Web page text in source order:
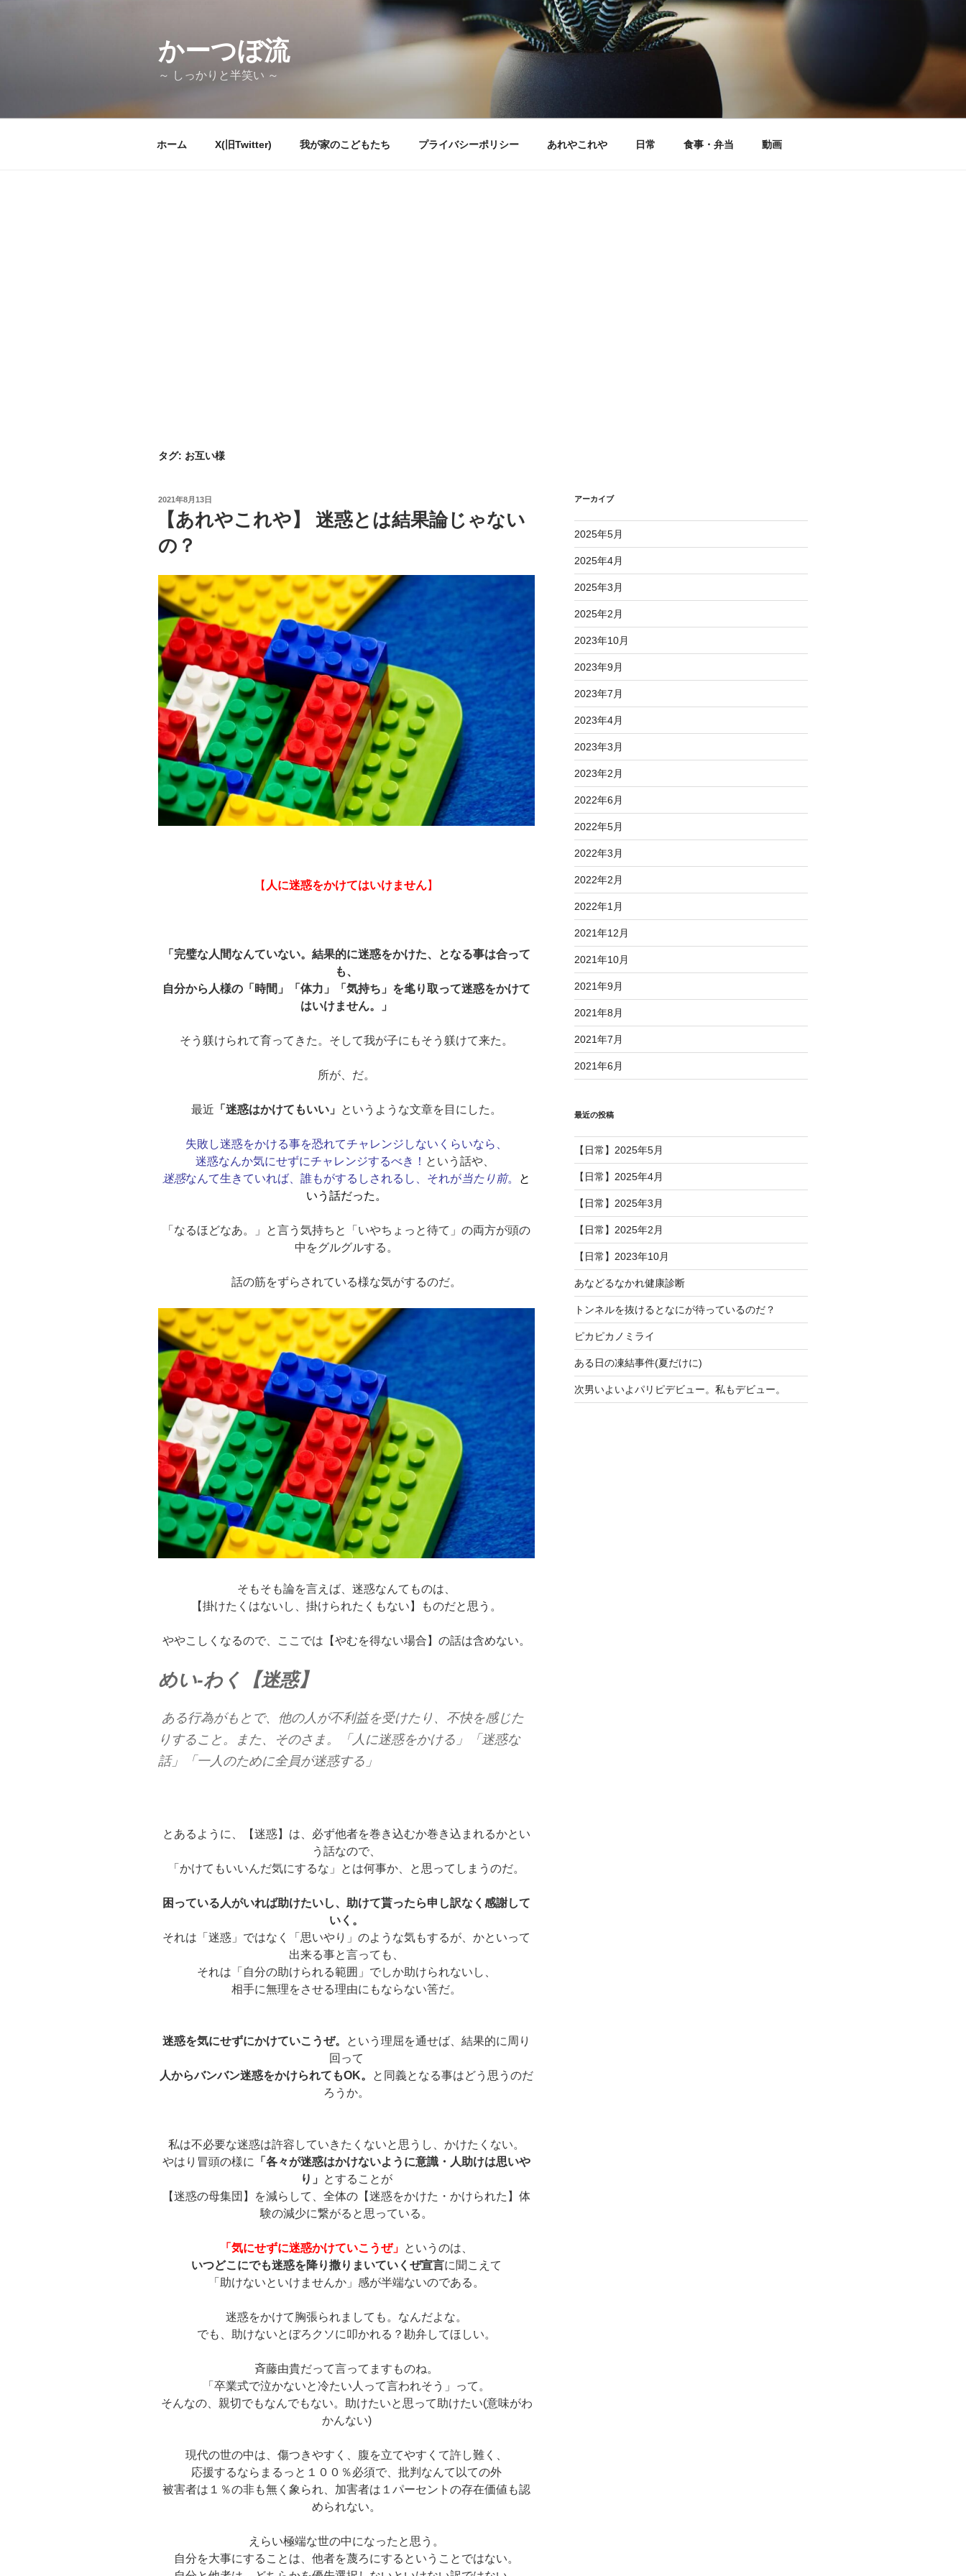
かーつぼ流
～ しっかりと半笑い ～
ホーム X(旧Twitter) 我が家のこどもたち プライバシーポリシー あれやこれや 日常 食事・弁当 動画
タグ: お互い様
投
2021年8月13日
【あれやこれや】 迷惑とは結果論じゃない
の？
【 人に迷惑をかけてはいけません】
「完璧な人間なんていない。結果的に迷惑をかけた、となる事は合って
も、
自分から人様の「時間」「体力」「気持ち」を毟り取って迷惑をかけて
はいけません。」
そう躾けられて育ってきた。そして我が子にもそう躾けて来た。
所が、だ。
最近 「迷惑はかけてもいい」 というような文章を目にした。
失敗し迷惑をかける事を恐れてチャレンジしないくらいなら、
迷惑なんか気にせずにチャレンジするべき！ という話や、
迷惑なんて生きていれば、誰もがするしされるし、それが当たり前。
と
いう話だった。
「なるほどなあ。」と言う気持ちと「いやちょっと待て」の両方が頭の
中をグルグルする。
話の筋をずらされている様な気がするのだ。
そもそも論を言えば、迷惑なんてものは、
【掛けたくはないし、掛けられたくもない】ものだと思う。
ややこしくなるので、ここでは【やむを得ない場合】の話は含めない。
めい‐わく【迷惑】
ある行為がもとで、他の人が不利益を受けたり、不快を感じた
りすること。また、そのさま。「人に迷惑をかける」「迷惑な
話」「一人のために全員が迷惑する」
とあるように、【迷惑】は、必ず他者を巻き込むか巻き込まれるかとい
う話なので、
「かけてもいいんだ気にするな」とは何事か、と思ってしまうのだ。
困っている人がいれば助けたいし、助けて貰ったら申し訳なく感謝して
いく。
それは「迷惑」ではなく「思いやり」のような気もするが、かといって
出来る事と言っても、
それは「自分の助けられる範囲」でしか助けられないし、
相手に無理をさせる理由にもならない筈だ。
迷惑を気にせずにかけていこうぜ。
という理屈を通せば、結果的に周り
回って
人からバンバン迷惑をかけられてもOK。
と同義となる事はどう思うのだ
ろうか。
私は不必要な迷惑は許容していきたくないと思うし、かけたくない。
やはり冒頭の様に
「各々が迷惑はかけないように意識・人助けは思いや
り」
とすることが
【迷惑の母集団】を減らして、全体の【迷惑をかけた・かけられた】体
験の減少に繋がると思っている。
「気にせずに迷惑かけていこうぜ」 というのは、
いつどこにでも迷惑を降り撒りまいていくぜ宣言に聞こえて
「助けないといけませんか」感が半端ないのである。
迷惑をかけて胸張られましても。なんだよな。
でも、助けないとぼろクソに叩かれる？勘弁してほしい。
斉藤由貴だって言ってますものね。
「卒業式で泣かないと冷たい人って言われそう」って。
そんなの、親切でもなんでもない。助けたいと思って助けたい(意味がわ
かんない)
現代の世の中は、傷つきやすく、腹を立てやすくて許し難く、
応援するならまるっと１００％必須で、批判なんて以ての外
被害者は１％の非も無く象られ、加害者は１パーセントの存在価値も認
められない。
えらい極端な世の中になったと思う。
自分を大事にすることは、他者を蔑ろにするということではない。
アーカイブ
2025年5月
2025年4月
2025年3月
2025年2月
2023年10月
2023年9月
2023年7月
2023年4月
2023年3月
2023年2月
2022年6月
2022年5月
2022年3月
2022年2月
2022年1月
2021年12月
2021年10月
2021年9月
2021年8月
2021年7月
2021年6月
最近の投稿
【日常】2025年5月
【日常】2025年4月
【日常】2025年3月
【日常】2025年2月
【日常】2023年10月
あなどるなかれ健康診断
トンネルを抜けるとなにが待っているのだ？
ピカピカノミライ
ある日の凍結事件(夏だけに)
次男いよいよパリピデビュー。私もデビュー。